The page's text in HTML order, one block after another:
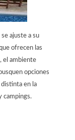
ajuste a su
ofrecen las
el ambiente
opciones
distinta en la
campings.